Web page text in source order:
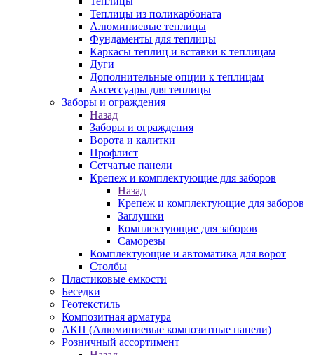
Теплицы из поликарбоната
Алюминиевые теплицы
Фундаменты для теплицы
Каркасы теплиц и вставки к теплицам
Дуги
Дополнительные опции к теплицам
Аксессуары для теплицы
Заборы и ограждения
Назад
Заборы и ограждения
Ворота и калитки
Профлист
Сетчатые панели
Крепеж и комплектующие для заборов
Назад
Крепеж и комплектующие для заборов
Заглушки
Комплектующие для заборов
Саморезы
Комплектующие и автоматика для ворот
Столбы
Пластиковые емкости
Беседки
Геотекстиль
Композитная арматура
АКП (Алюминиевые композитные панели)
Розничный ассортимент